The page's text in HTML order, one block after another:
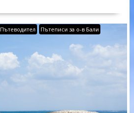
Пътеводител Пътеписи за о-в Бали